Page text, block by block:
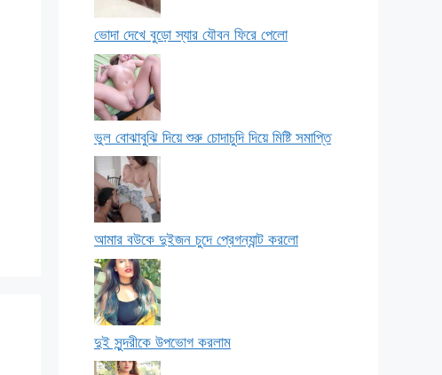
ভোদা দেখে বুড়ো স্যার যৌবন ফিরে পেলো
ভুল বোঝাবুঝি দিয়ে শুরু চোদাচুদি দিয়ে মিষ্টি সমাপ্তি
আমার বউকে দুইজন চুদে প্রেগন্যান্ট করলো
দুই সুন্দরীকে উপভোগ করলাম